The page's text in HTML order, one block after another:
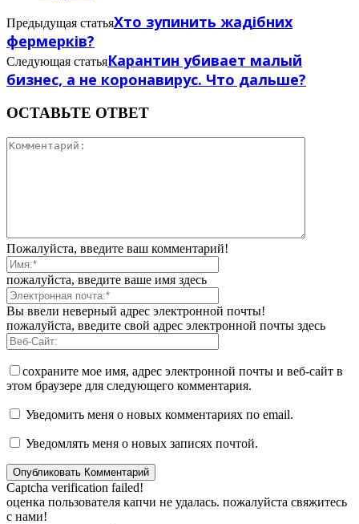
Предыдущая статьяХто зупинить жадібних
фермерків?
Следующая статьяКарантин убивает малый
бизнес, а не коронавирус. Что дальше?
ОСТАВЬТЕ ОТВЕТ
Пожалуйста, введите ваш комментарий!
пожалуйста, введите ваше имя здесь
Вы ввели неверный адрес электронной почты!
пожалуйста, введите свой адрес электронной почты здесь
сохраните мое имя, адрес электронной почты и веб-сайт в
этом браузере для следующего комментария.
Уведомить меня о новых комментариях по email.
Уведомлять меня о новых записях почтой.
Captcha verification failed!
оценка пользователя капчи не удалась. пожалуйста свяжитесь
с нами!